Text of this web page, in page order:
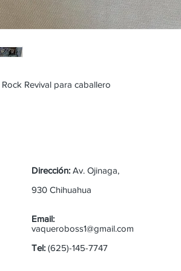
Revival para caballero
Dirección: Av. Ojinaga,
930 Chihuahua
Email:
vaqueroboss1@gmail.com
Tel: (625)-145-7747